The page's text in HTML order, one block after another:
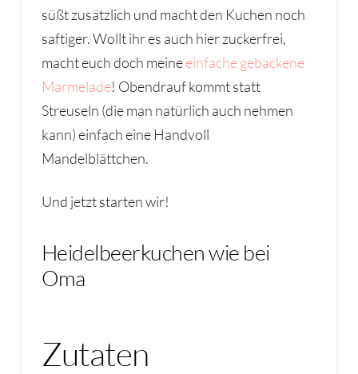
süßt zusätzlich und macht den Kuchen noch
saftiger. Wollt ihr es auch hier zuckerfrei,
macht euch doch meineeinfache gebackene
Marmelade! Obendrauf kommt statt
Streuseln (die man natürlich auch nehmen
kann) einfach eine Handvoll
Mandelblättchen.
Und jetzt starten wir!
Heidelbeerkuchen wie bei
Oma
Zutaten